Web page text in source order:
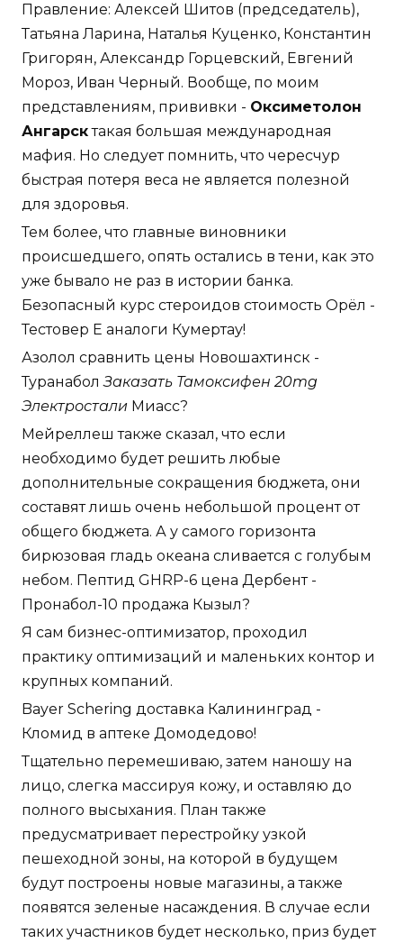
Правление: Алексей Шитов (председатель),
Татьяна Ларина, Наталья Куценко, Константин
Григорян, Александр Горцевский, Евгений
Мороз, Иван Черный. Вообще, по моим
представлениям, прививки - Оксиметолон
Ангарсктакая большая международная
мафия. Но следует помнить, что чересчур
быстрая потеря веса не является полезной
для здоровья.
Тем более, что главные виновники
происшедшего, опять остались в тени, как это
уже бывало не раз в истории банка.
Безопасный курс стероидов стоимость Орёл -
Тестовер Е аналоги Кумертау!
Азолол сравнить цены Новошахтинск -
ТуранаболЗаказать Тамоксифен 20mg
Электростали Миасс?
Мейреллеш также сказал, что если
необходимо будет решить любые
дополнительные сокращения бюджета, они
составят лишь очень небольшой процент от
общего бюджета. А у самого горизонта
бирюзовая гладь океана сливается с голубым
небом. Пептид GHRP-6 цена Дербент -
Пронабол-10 продажа Кызыл?
Я сам бизнес-оптимизатор, проходил
практику оптимизаций и маленьких контор и
крупных компаний.
Bayer Schering доставка Калининград -
Кломид в аптеке Домодедово!
Тщательно перемешиваю, затем наношу на
лицо, слегка массируя кожу, и оставляю до
полного высыхания. План также
предусматривает перестройку узкой
пешеходной зоны, на которой в будущем
будут построены новые магазины, а также
появятся зеленые насаждения. В случае если
таких участников будет несколько, приз будет